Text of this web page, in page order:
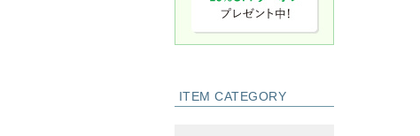
ITEM CATEGORY